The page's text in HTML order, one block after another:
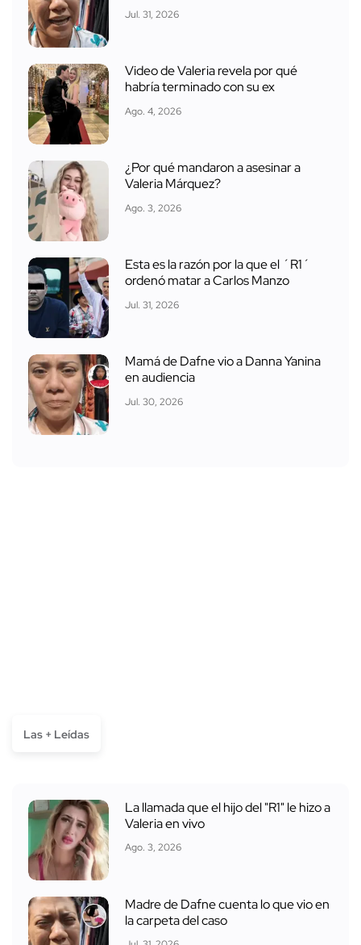
Jul. 31, 2026
Video de Valeria revela por qué
habría terminado con su ex
Ago. 4, 2026
¿Por qué mandaron a asesinar a
Valeria Márquez?
Ago. 3, 2026
Esta es la razón por la que el ´R1´
ordenó matar a Carlos Manzo
Jul. 31, 2026
Mamá de Dafne vio a Danna Yanina
en audiencia
Jul. 30, 2026
Las + Leídas
La llamada que el hijo del "R1" le hizo a
Valeria en vivo
Ago. 3, 2026
Madre de Dafne cuenta lo que vio en
la carpeta del caso